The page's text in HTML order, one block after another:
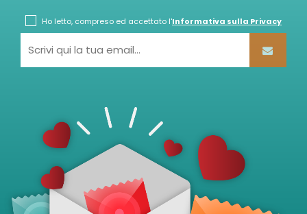
Ho letto, compreso ed accettato l'Informativa sulla Privacy